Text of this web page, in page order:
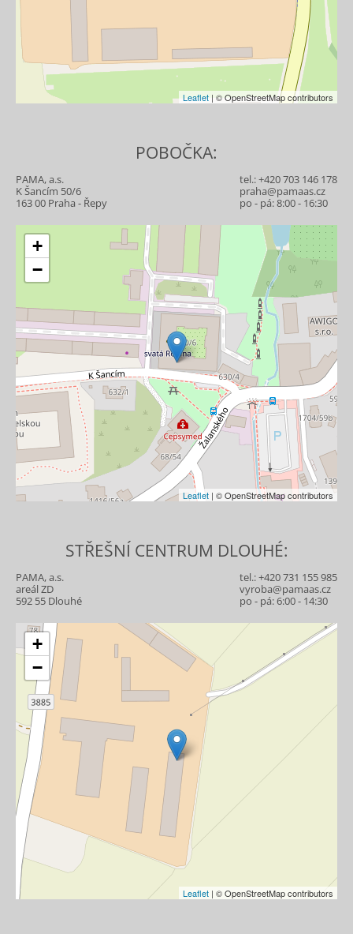
Leaflet | © OpenStreetMap contributors
POBOČKA:
PAMA, a.s.
K Šancím 50/6
163 00 Praha - Řepy
tel.:+420 703 146 178
praha@pamaas.cz
po - pá: 8:00 - 16:30
+
−
Leaflet | © OpenStreetMap contributors
STŘEŠNÍ CENTRUM DLOUHÉ:
PAMA, a.s.
areál ZD
592 55 Dlouhé
tel.:+420 731 155 985
vyroba@pamaas.cz
po - pá: 6:00 - 14:30
+
−
Leaflet | © OpenStreetMap contributors